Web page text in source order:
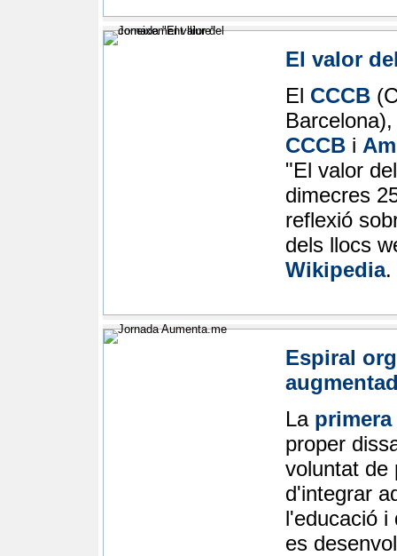
El valor
El CCCB
CCCB i
"El valor
dimecres
reflexió
dels llocs
Wikipedia.
Espiral
La
proper
voluntat de
d'integrar
l'educació i
es